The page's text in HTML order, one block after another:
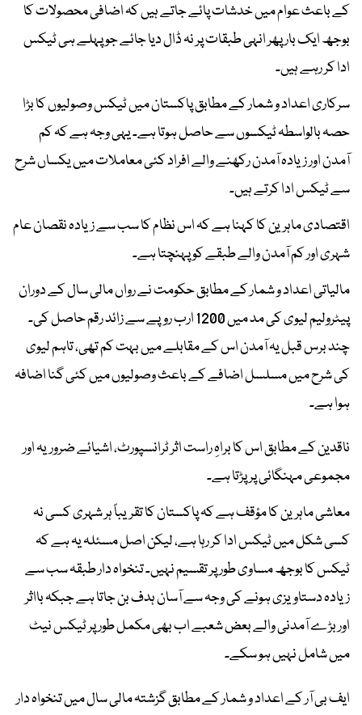
کے باعث عوام میں خدشات پائے جاتے ہیں کہ اضافی محصولات کا
بوجھ ایک بار پھر انہی طبقات پر نہ ڈال دیا جائے جو پہلے ہی ٹیکس
ادا کر رہے ہیں۔
سرکاری اعداد و شمار کے مطابق پاکستان میں ٹیکس وصولیوں کا بڑا
حصہ بالواسطہ ٹیکسوں سے حاصل ہوتا ہے۔ یہی وجہ ہے کہ کم
آمدن اور زیادہ آمدن رکھنے والے افراد کئی معاملات میں یکساں شرح
سے ٹیکس ادا کرتے ہیں۔
اقتصادی ماہرین کا کہنا ہے کہ اس نظام کا سب سے زیادہ نقصان عام
شہری اور کم آمدن والے طبقے کو پہنچتا ہے۔
مالیاتی اعداد و شمار کے مطابق حکومت نے رواں مالی سال کے دوران
پیٹرولیم لیوی کی مد میں 1200 ارب روپے سے زائد رقم حاصل کی۔
چند برس قبل یہ آمدن اس کے مقابلے میں بہت کم تھی، تاہم لیوی
کی شرح میں مسلسل اضافے کے باعث وصولیوں میں کئی گنا اضافہ
ہوا ہے۔
ناقدین کے مطابق اس کا براہِ راست اثر ٹرانسپورٹ، اشیائے ضروریہ اور
مجموعی مہنگائی پر پڑتا ہے۔
معاشی ماہرین کا مؤقف ہے کہ پاکستان کا تقریباً ہر شہری کسی نہ
کسی شکل میں ٹیکس ادا کر رہا ہے، لیکن اصل مسئلہ یہ ہے کہ
ٹیکس کا بوجھ مساوی طور پر تقسیم نہیں۔ تنخواہ دار طبقہ سب سے
زیادہ دستاویزی ہونے کی وجہ سے آسان ہدف بن جاتا ہے جبکہ بااثر
اور بڑے آمدنی والے بعض شعبے اب بھی مکمل طور پر ٹیکس نیٹ
میں شامل نہیں ہو سکے۔
ایف بی آر کے اعداد و شمار کے مطابق گزشتہ مالی سال میں تنخواہ دار